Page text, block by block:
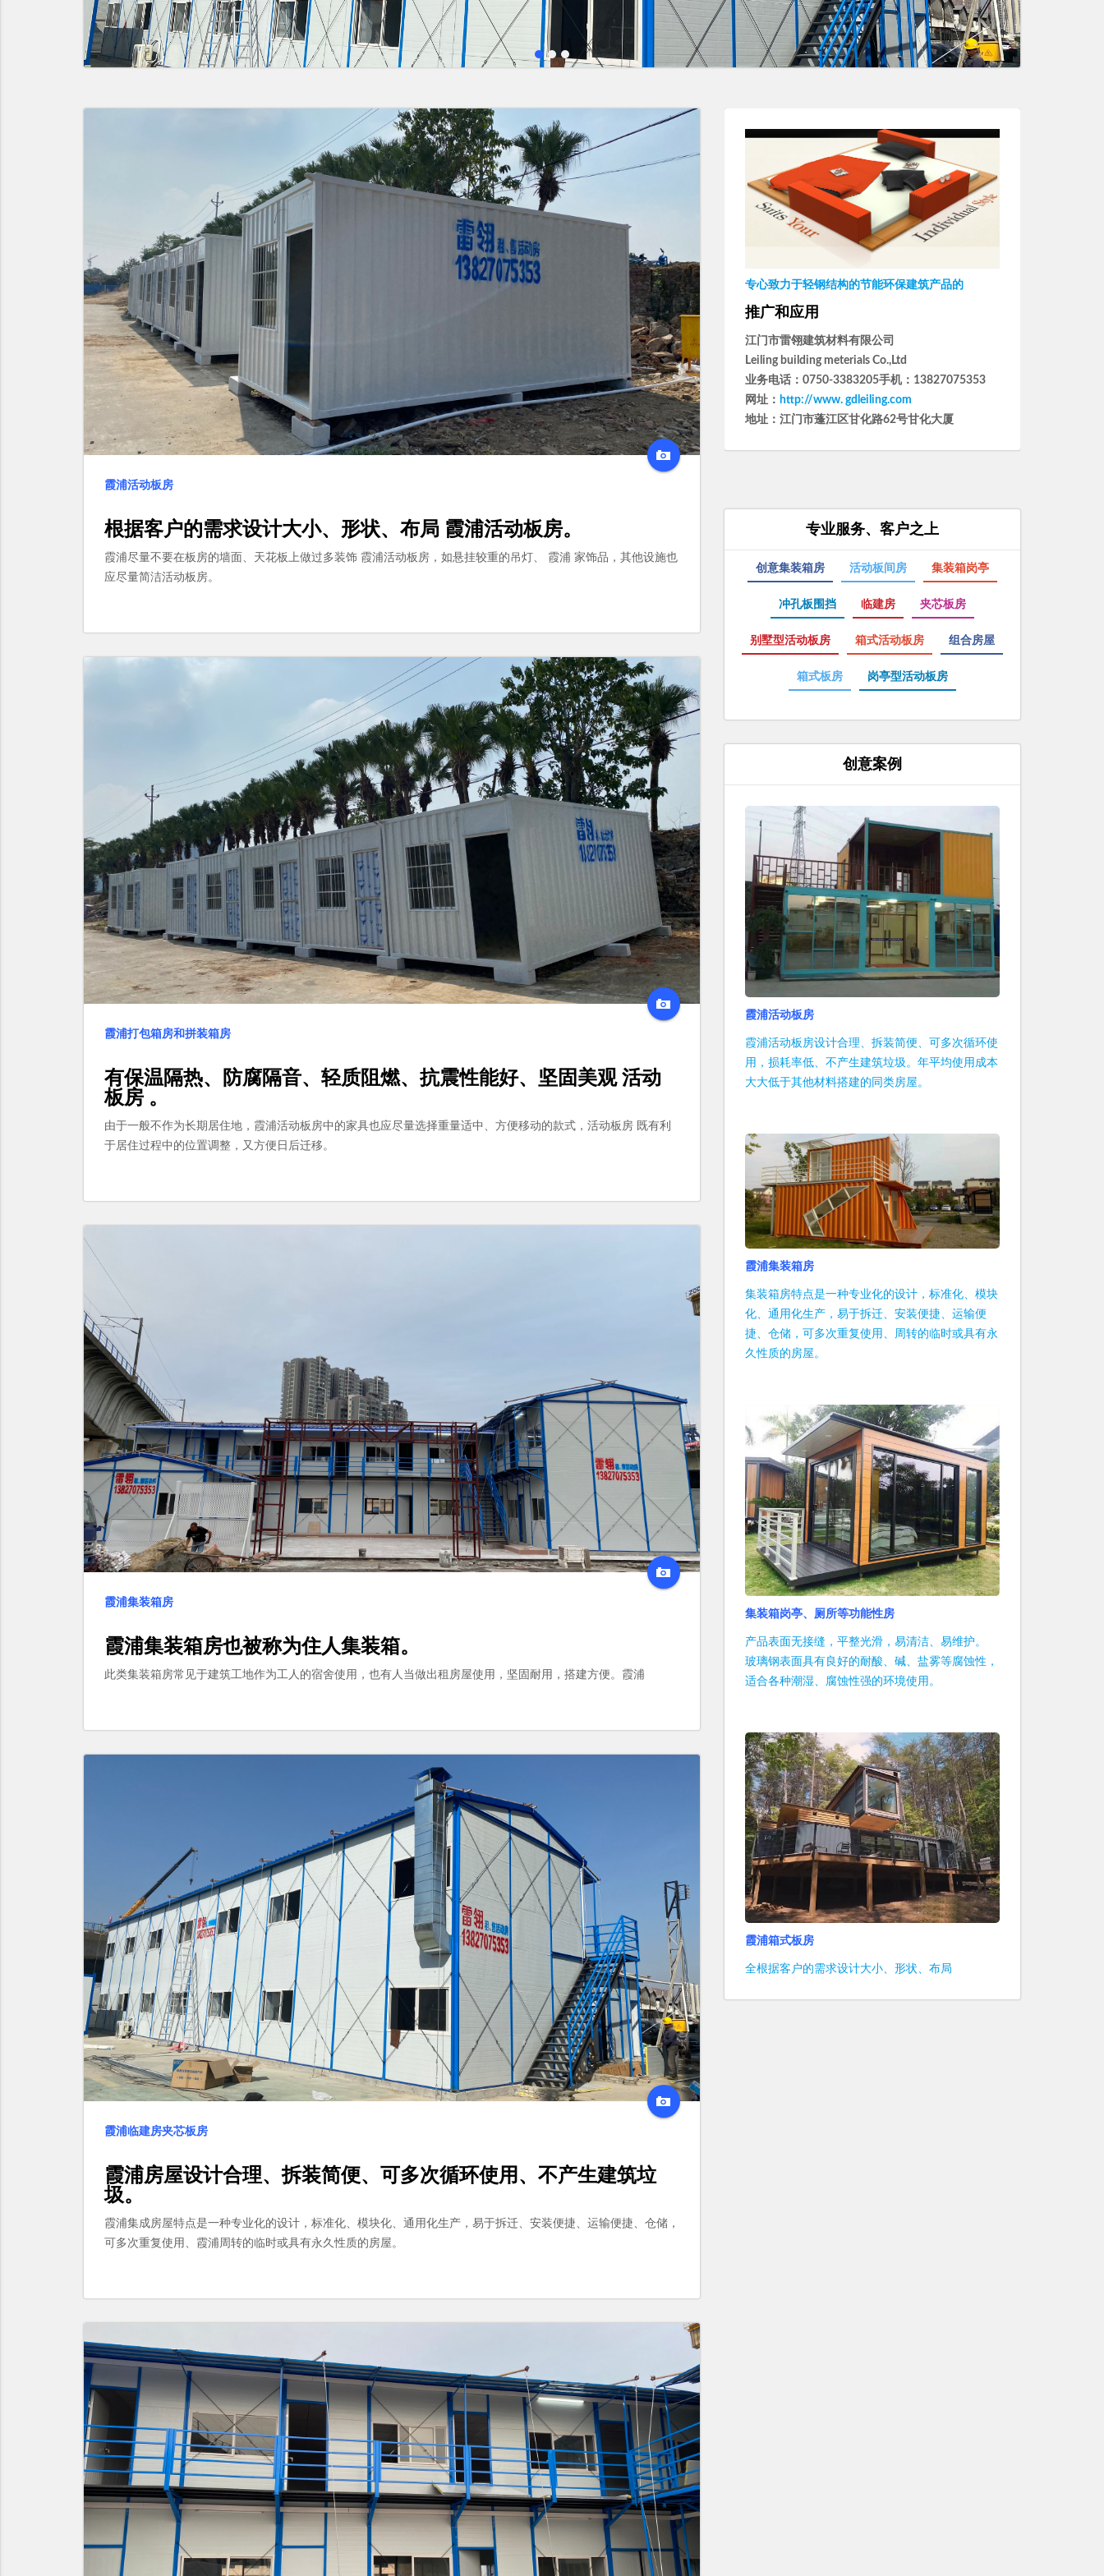
霞浦活动板房
根据客户的需求设计大小、形状、布局 霞浦活动板房。
霞浦尽量不要在板房的墙面、天花板上做过多装饰 霞浦活动板房，如悬挂较重的吊灯、 霞浦 家饰品，其他设施也
应尽量简洁活动板房。
霞浦打包箱房和拼装箱房
有保温隔热、防腐隔音、轻质阻燃、抗震性能好、坚固美观 活动
板房 。
由于一般不作为长期居住地，霞浦活动板房中的家具也应尽量选择重量适中、方便移动的款式，活动板房 既有利
于居住过程中的位置调整，又方便日后迁移。
霞浦集装箱房
霞浦集装箱房也被称为住人集装箱。
此类集装箱房常见于建筑工地作为工人的宿舍使用，也有人当做出租房屋使用，坚固耐用，搭建方便。霞浦
霞浦临建房夹芯板房
霞浦房屋设计合理、拆装简便、可多次循环使用、不产生建筑垃
圾。
霞浦集成房屋特点是一种专业化的设计，标准化、模块化、通用化生产，易于拆迁、安装便捷、运输便捷、仓储，
可多次重复使用、霞浦周转的临时或具有永久性质的房屋。
专业服务、客户之上
创意集装箱房 活动板间房 集装箱岗亭
冲孔板围挡 临建房 夹芯板房
别墅型活动板房 箱式活动板房 组合房屋
箱式板房 岗亭型活动板房
创意案例
霞浦活动板房
霞浦活动板房设计合理、拆装简便、可多次循环使
用，损耗率低、不产生建筑垃圾。年平均使用成本
大大低于其他材料搭建的同类房屋。
霞浦集装箱房
集装箱房特点是一种专业化的设计，标准化、模块
化、通用化生产，易于拆迁、安装便捷、运输便
捷、仓储，可多次重复使用、周转的临时或具有永
久性质的房屋。
集装箱岗亭、厕所等功能性房
产品表面无接缝，平整光滑，易清洁、易维护。
玻璃钢表面具有良好的耐酸、碱、盐雾等腐蚀性，
适合各种潮湿、腐蚀性强的环境使用。
霞浦箱式板房
全根据客户的需求设计大小、形状、布局